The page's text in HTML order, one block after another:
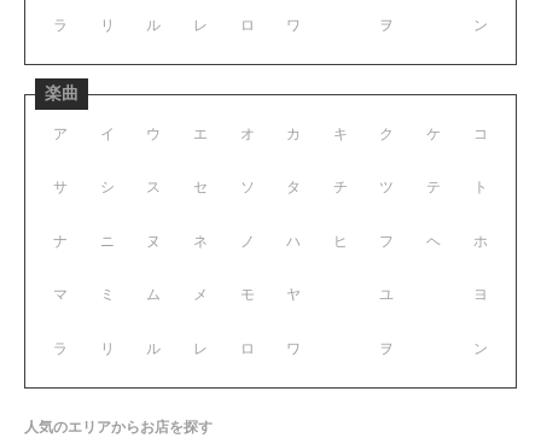
ラ リ ル レ ロ ワ ヲ ン
楽曲
ア イ ウ エ オ
サ シ ス セ ソ
ナ ニ ヌ ネ ノ
マ ミ ム メ モ
ラ リ ル レ ロ
カ キ ク ケ コ
タ チ ツ テ ト
ハ ヒ フ ヘ ホ
ヤ ユ ヨ
ワ ヲ ン
人気のエリアからお店を探す